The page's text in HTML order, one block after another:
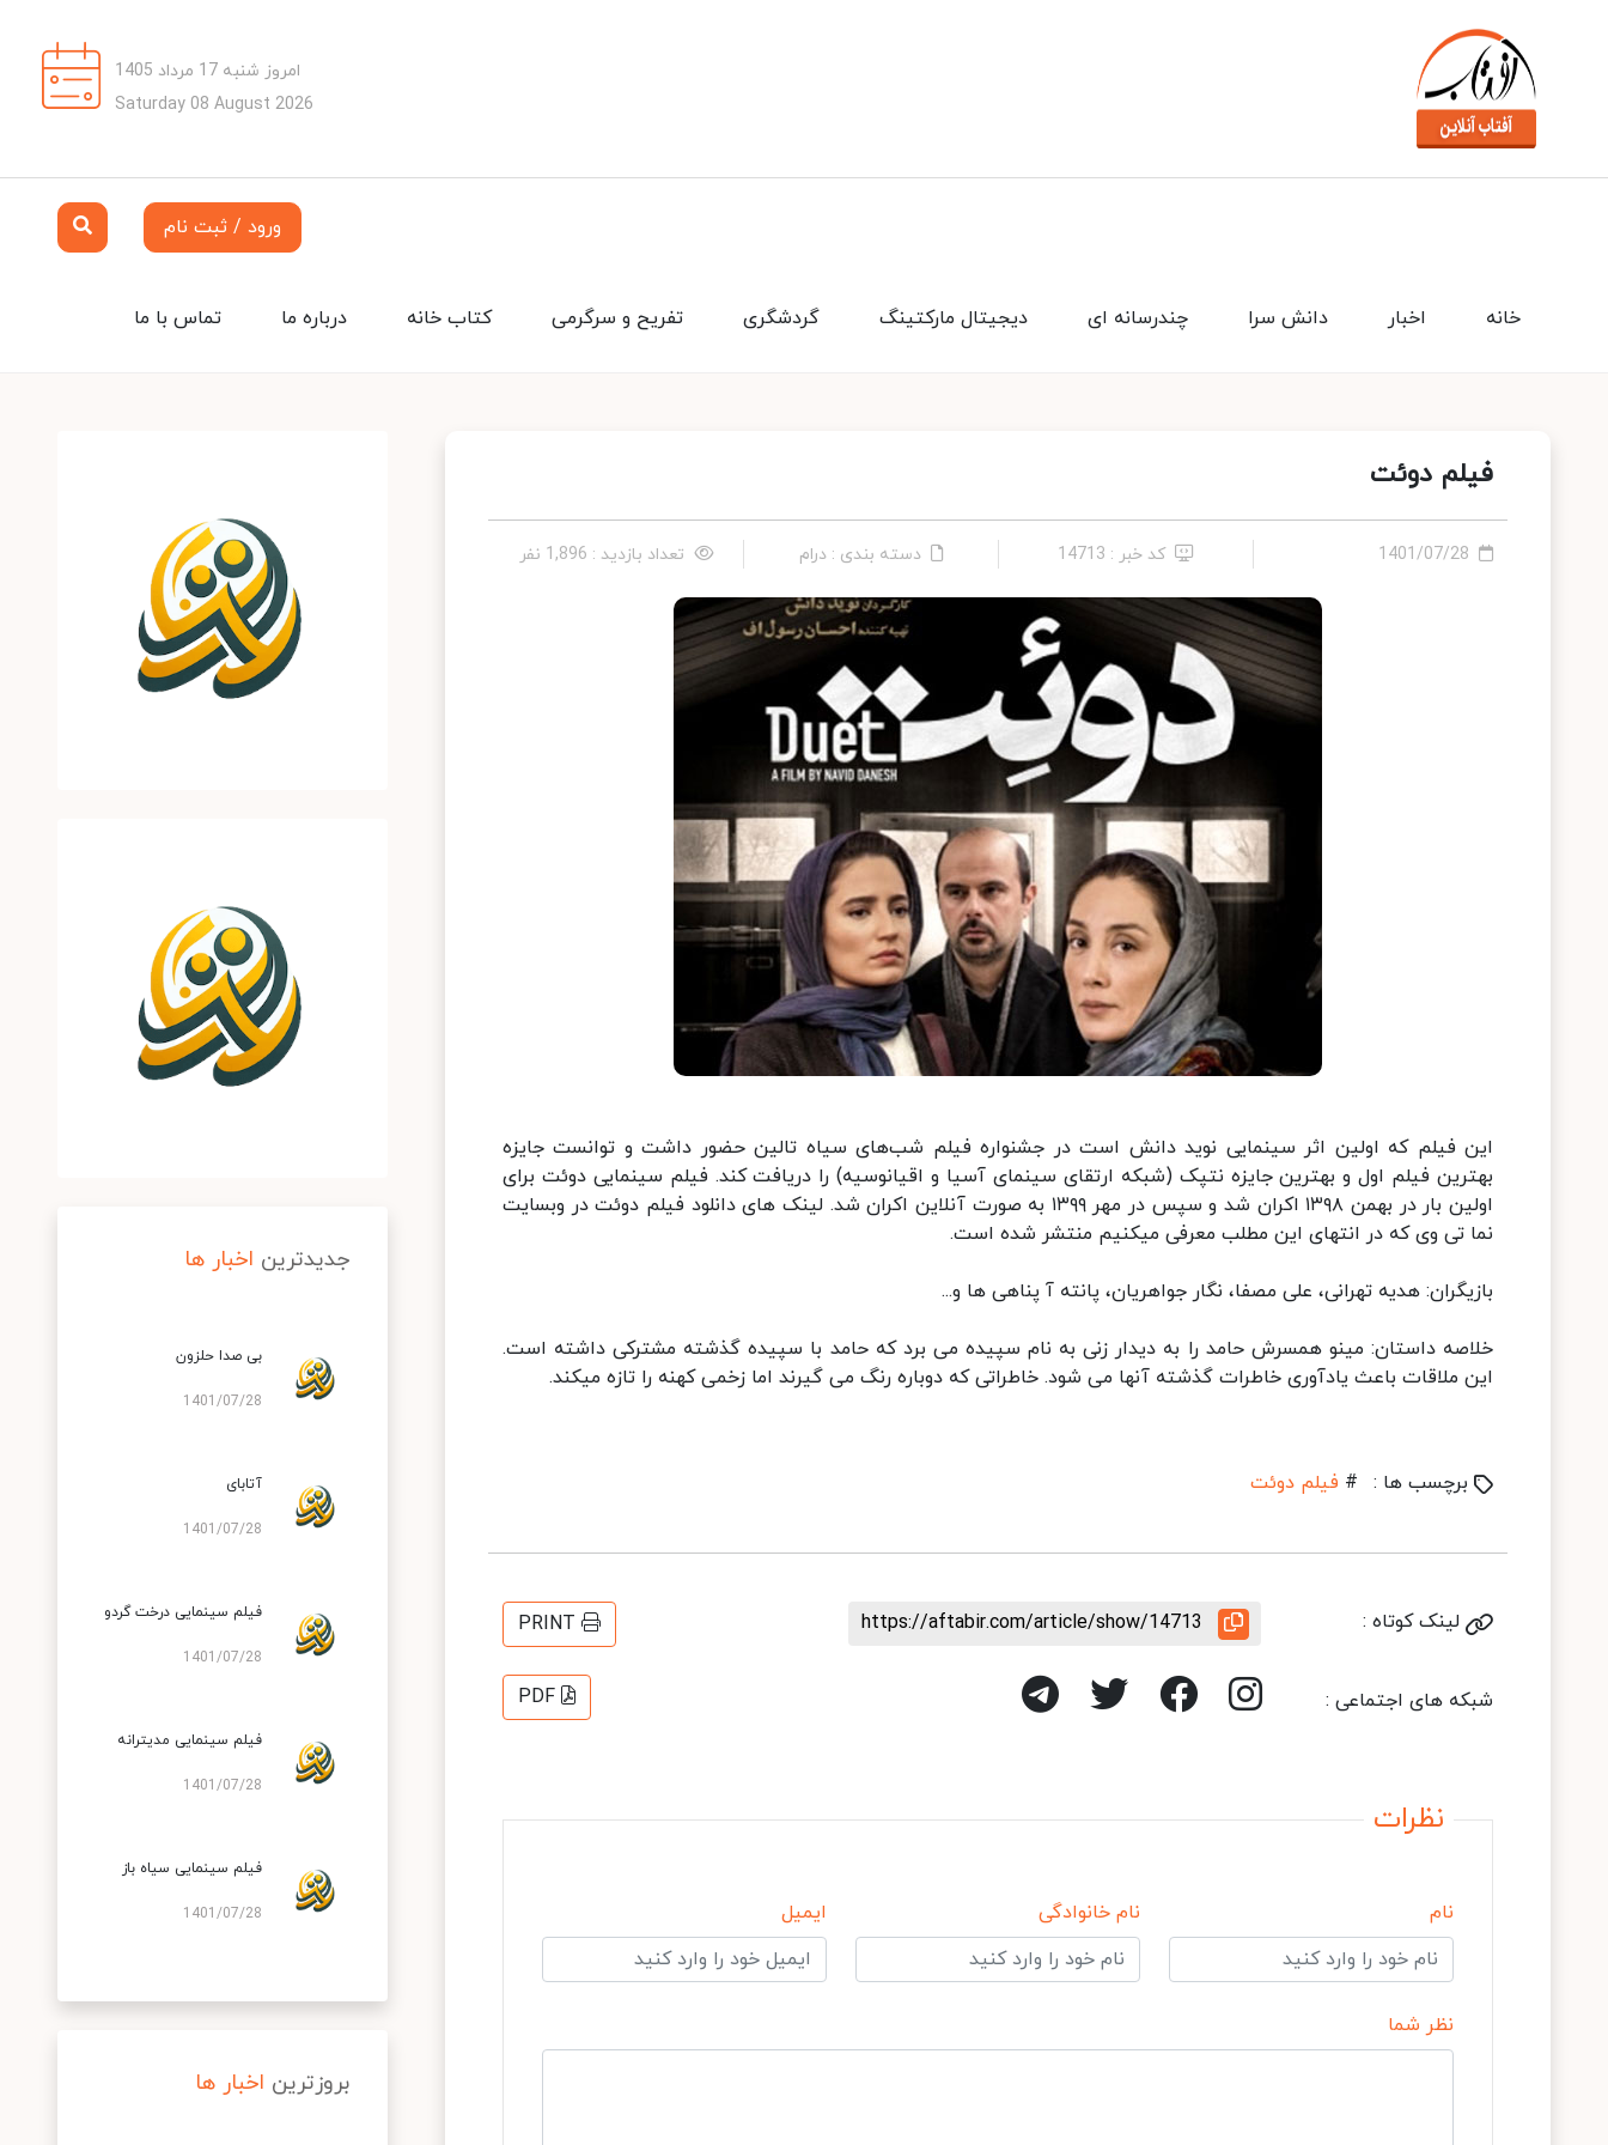
امروز شنبه 17 مرداد 1405
Saturday 08 August 2026
ورود / ثبت نام
تماس با ما درباره ما کتاب خانه تفریح و سرگرمی گردشگری دیجیتال مارکتینگ چندرسانه ای دانش سرا اخبار خانه
فیلم دوئت
1401/07/28 کد خبر : 14713 دسته بندی : درام تعداد بازدید : 1,896 نفر
این فیلم که اولین اثر سینمایی نوید دانش است در جشنواره فیلم شب‌های سیاه تالین حضور داشت و توانست جایزه
بهترین فیلم اول و بهترین جایزه نتپک (شبکه ارتقای سینمای آسیا و اقیانوسیه) را دریافت کند. فیلم سینمایی دوئت برای
اولین بار در بهمن ۱۳۹۸ اکران شد و سپس در مهر ۱۳۹۹ به صورت آنلاین اکران شد. لینک های دانلود فیلم دوئت در وبسایت
نما تی وی که در انتهای این مطلب معرفی میکنیم منتشر شده است.
بازیگران: هدیه تهرانی، علی مصفا، نگار جواهریان، پانته آ پناهی ها و...
خلاصه داستان: مینو همسرش حامد را به دیدار زنی به نام سپیده می برد که حامد با سپیده گذشته مشترکی داشته است.
این ملاقات باعث یادآوری خاطرات گذشته آنها می شود. خاطراتی که دوباره رنگ می گیرند اما زخمی کهنه را تازه میکند.
برچسب ها : # فیلم دوئت
لینک کوتاه : https://aftabir.com/article/show/14713
PRINT
شبکه های اجتماعی : PDF
نظرات
نام نام خانوادگی ایمیل
نظر شما
جدیدترین اخبار ها
بی صدا حلزون
1401/07/28
آتابای
1401/07/28
فیلم سینمایی درخت گردو
1401/07/28
فیلم سینمایی مدیترانه
1401/07/28
فیلم سینمایی سیاه باز
1401/07/28
بروزترین اخبار ها